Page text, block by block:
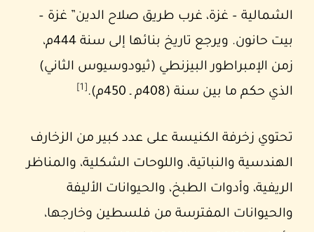
الشمالية – غزة، غرب طريق صلاح الدين” غزة –
بيت حانون. ويرجع تاريخ بنائها إلى سنة 444م،
زمن الإمبراطور البيزنطي (ثيودوسيوس الثاني)
الذي حكم ما بين سنة (408م ـ 450م).
تحتوي زخرفة الكنيسة على عدد كبير من الزخارف
الهندسية والنباتية، واللوحات الشكلية، والمناظر
الريفية، وأدوات الطبخ، والحيوانات الأليفة
والحيوانات المفترسة من فلسطين وخارجها،